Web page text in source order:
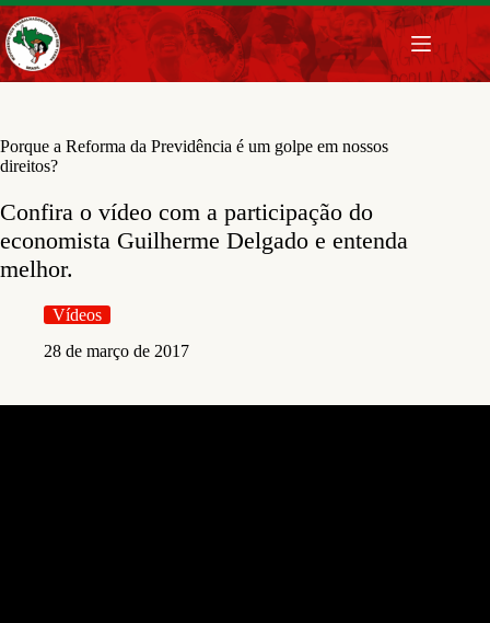
Pular
para
o
conteúdo
Porque a Reforma da Previdência é um golpe em nossos
direitos?
Confira o vídeo com a participação do
economista Guilherme Delgado e entenda
melhor.
Vídeos
28 de março de 2017